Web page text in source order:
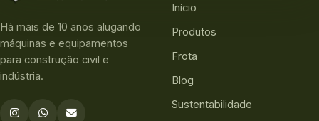
Há mais de 10 anos alugando
máquinas e equipamentos
para construção civil e
indústria.
Início
Produtos
Frota
Blog
Sustentabilidade